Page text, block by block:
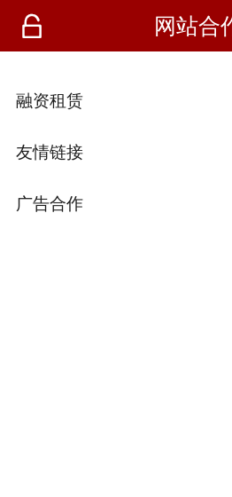
 网站合
融资租赁
友情链接
广告合作